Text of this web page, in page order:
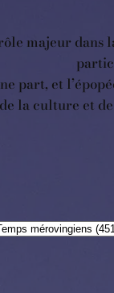
majeur dans
part, et
la culture et